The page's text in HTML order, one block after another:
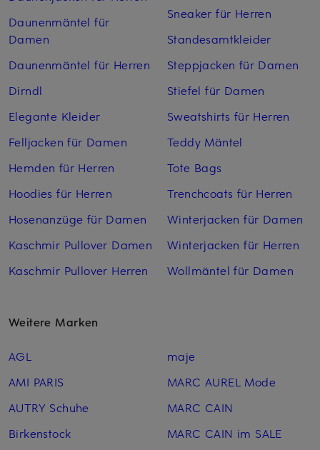
Daunenmäntel für
Damen
Daunenmäntel für Herren
Dirndl
Elegante Kleider
Felljacken für Damen
Hemden für Herren
Hoodies für Herren
Hosenanzüge für Damen
Kaschmir Pullover Damen
Kaschmir Pullover Herren
Sneaker für Herren
Standesamtkleider
Steppjacken für Damen
Stiefel für Damen
Sweatshirts für Herren
Teddy Mäntel
Tote Bags
Trenchcoats für Herren
Winterjacken für Damen
Winterjacken für Herren
Wollmäntel für Damen
Weitere Marken
AGL
AMI PARIS
AUTRY Schuhe
Birkenstock
maje
MARC AUREL Mode
MARC CAIN
MARC CAIN im SALE